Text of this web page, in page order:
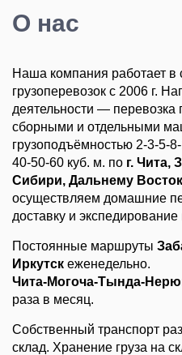
О нас
Наша компания работает
грузоперевозок с 2006 г.
деятельности — перевозка
сборными и отдельными
грузоподъёмностью 2-3-5-
40-50-60 куб. м. по г. Чита,
Сибири, Дальнему
осуществляем домашние
доставку и экспедирование
Постоянные маршруты
Иркутск еженедельно.
Чита-Могоча-Тында-
раза в месяц.
Собственный транспорт
склад. Хранение груза на